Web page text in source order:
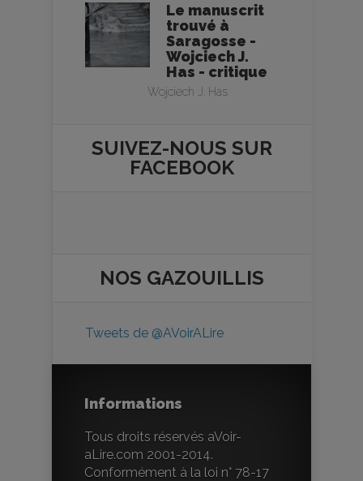
Le manuscrit
trouvé à
Saragosse -
Wojciech J.
Has - critique
Wojciech J. Has
SUIVEZ-NOUS SUR
FACEBOOK
NOS GAZOUILLIS
Tweets de @AVoirALire
Informations
Tous droits réservés aVoir-
aLire.com 2001-2014.
Conformément à la loi n° 78-17